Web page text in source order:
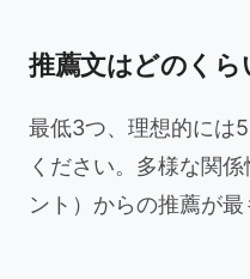
推薦文はどのくら
最低3つ、理想的には
ください。多様な関
ント）からの推薦が最